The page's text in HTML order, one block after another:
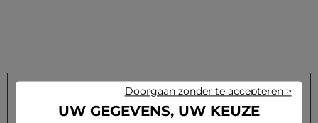
Schrijf u in op onze nieuwsbrief en ontvang onze speciale
UW GEGEVENS, UW KEUZE
Doorgaan zonder te accepteren >